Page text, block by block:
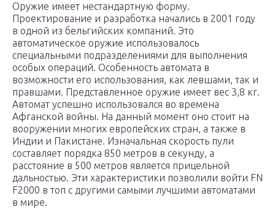
Оружие имеет нестандартную форму.
Проектирование и разработка начались в 2001 году
в одной из бельгийских компаний. Это
автоматическое оружие использовалось
специальными подразделениями для выполнения
особых операций. Особенность автомата в
возможности его использования, как левшами, так и
правшами. Представленное оружие имеет вес 3,8 кг.
Автомат успешно использовался во времена
Афганской войны. На данный момент оно стоит на
вооружении многих европейских стран, а также в
Индии и Пакистане. Изначальная скорость пули
составляет порядка 850 метров в секунду, а
расстояние в 500 метров является прицельной
дальностью. Эти характеристики позволили войти FN
F2000 в топ с другими самыми лучшими автоматами
в мире.